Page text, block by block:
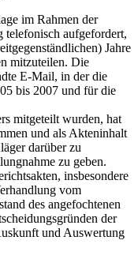
im Rahmen der
telefonisch aufgefordert,
Jahre
mitzuteilen. Die
E-Mail, in der die
bis 2007 und für die
mitgeteilt wurden, hat
und als Akteninhalt
darüber zu
zu geben.
insbesondere
vom
des angefochtenen
der
und Auswertung